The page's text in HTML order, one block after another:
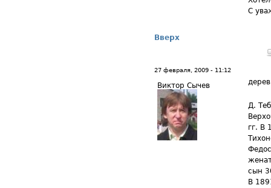
С
Вверх
27 февраля, 2009 - 11:12
Виктор Сычев
Д.
гг. В
сын
В